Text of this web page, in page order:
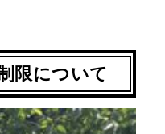
限について